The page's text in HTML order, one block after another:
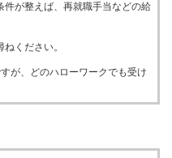
件が整えば、再就職手当などの給
ください。
が、どのハローワークでも受け